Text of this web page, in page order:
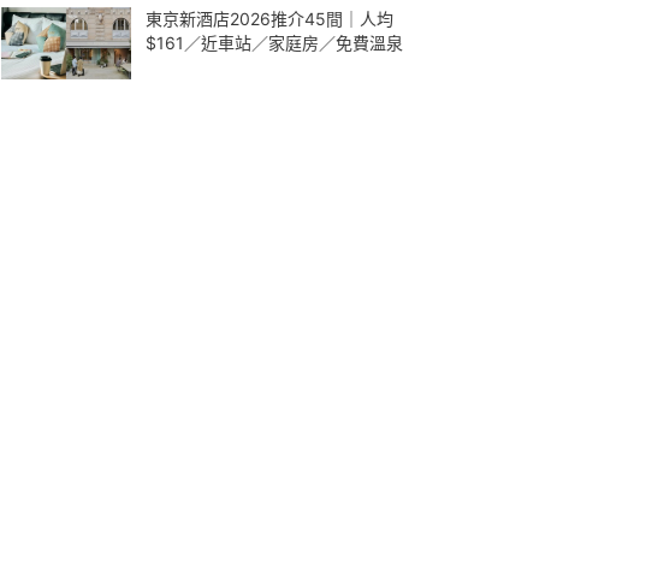
東京新酒店2026推介45間｜人均
$161／近車站／家庭房／免費溫泉